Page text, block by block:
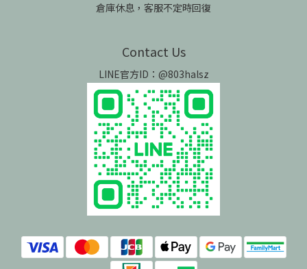
倉庫休息，客服不定時回復
Contact Us
LINE官方ID：@803halsz